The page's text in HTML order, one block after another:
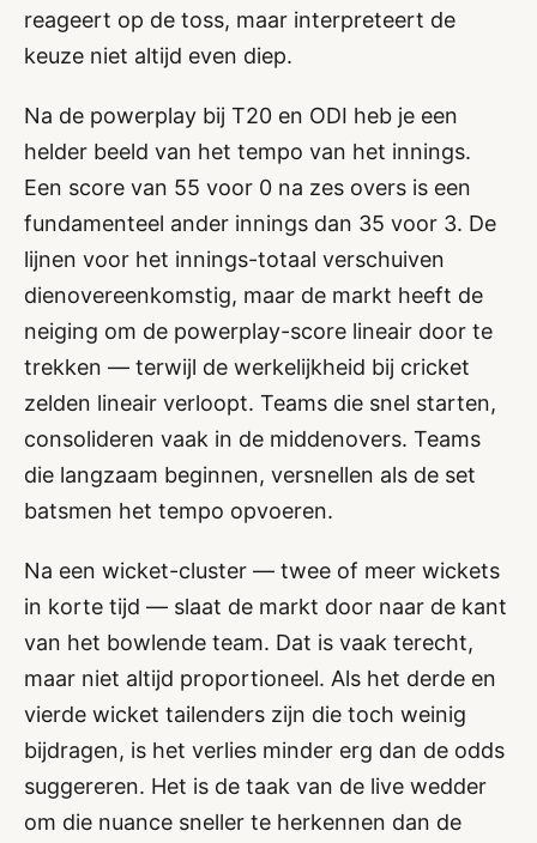
reageert op de toss, maar interpreteert de
keuze niet altijd even diep.
Na de powerplay bij T20 en ODI heb je een
helder beeld van het tempo van het innings.
Een score van 55 voor 0 na zes overs is een
fundamenteel ander innings dan 35 voor 3. De
lijnen voor het innings-totaal verschuiven
dienovereenkomstig, maar de markt heeft de
neiging om de powerplay-score lineair door te
trekken — terwijl de werkelijkheid bij cricket
zelden lineair verloopt. Teams die snel starten,
consolideren vaak in de middenovers. Teams
die langzaam beginnen, versnellen als de set
batsmen het tempo opvoeren.
Na een wicket-cluster — twee of meer wickets
in korte tijd — slaat de markt door naar de kant
van het bowlende team. Dat is vaak terecht,
maar niet altijd proportioneel. Als het derde en
vierde wicket tailenders zijn die toch weinig
bijdragen, is het verlies minder erg dan de odds
suggereren. Het is de taak van de live wedder
om die nuance sneller te herkennen dan de